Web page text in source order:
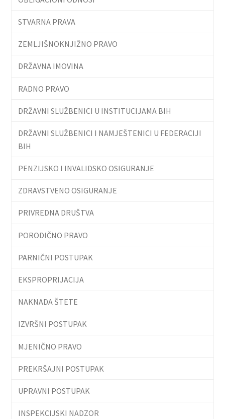
STVARNA PRAVA
ZEMLJIŠNOKNJIŽNO PRAVO
DRŽAVNA IMOVINA
RADNO PRAVO
DRŽAVNI SLUŽBENICI U INSTITUCIJAMA BIH
DRŽAVNI SLUŽBENICI I NAMJEŠTENICI U FEDERACIJI
BIH
PENZIJSKO I INVALIDSKO OSIGURANJE
ZDRAVSTVENO OSIGURANJE
PRIVREDNA DRUŠTVA
PORODIČNO PRAVO
PARNIČNI POSTUPAK
EKSPROPRIJACIJA
NAKNADA ŠTETE
IZVRŠNI POSTUPAK
MJENIČNO PRAVO
PREKRŠAJNI POSTUPAK
UPRAVNI POSTUPAK
INSPEKCIJSKI NADZOR